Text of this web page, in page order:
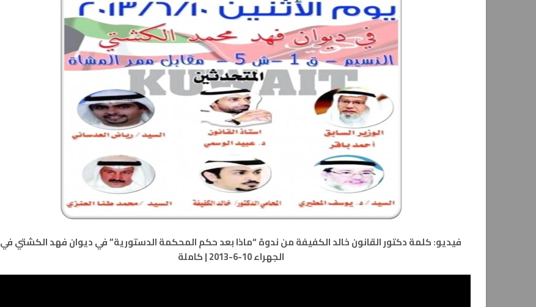
فيديو: كلمة دكتور القانون خالد الكفيفة من ندوة “ماذا بعد حكم المحكمة الدستورية” في ديوان فهد الكشتي في
الجهراء 10-6-2013 | كاملة